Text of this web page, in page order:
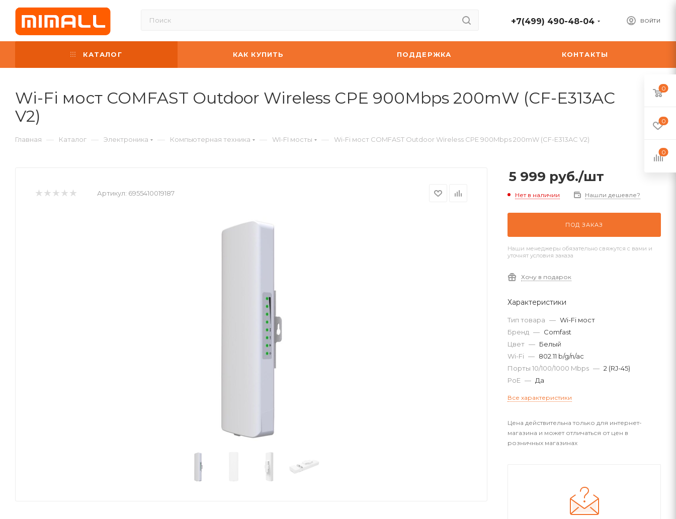
ВОЙТИ
+7(499) 490-48-04
КАТАЛОГ КАК КУПИТЬ ПОДДЕРЖКА КОНТАКТЫ
Wi-Fi мост COMFAST Outdoor Wireless CPE 900Mbps 200mW (CF-E313AC
V2)
Главная — Каталог — Электроника — Компьютерная техника — WI-FI мосты — Wi-Fi мост COMFAST Outdoor Wireless CPE 900Mbps 200mW (CF-E313AC V2)
Артикул: 6955410019187
5 999 руб./шт
Нет в наличии Нашли дешевле?
ПОД ЗАКАЗ
Наши менеджеры обязательно свяжутся с вами и
уточнят условия заказа
Хочу в подарок
Характеристики
Тип товара — Wi-Fi мост
Бренд — Comfast
Цвет — Белый
Wi-Fi — 802.11 b/g/n/ac
Порты 10/100/1000 Mbps — 2 (RJ-45)
PoE — Да
Все характеристики
Цена действительна только для интернет-
магазина и может отличаться от цен в
розничных магазинах
0
0
0